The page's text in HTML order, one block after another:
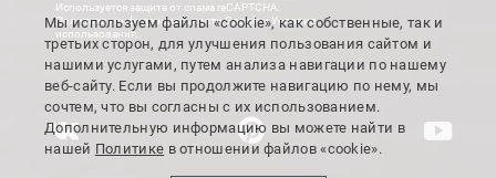
Доставка до ТК от 7000 руб. БЕСПЛАТНО.
При заказе менее 7000 руб. стоимость доставки до ТК 750 руб.
Стоимость доставки ТК до Вашего пункта назначения Вы
Подробнее обоплате и доставке
Используется защита от спама reCAPTCHA,
Политика конфиденциальности GoogleиУсловия
использования
Мы используем файлы «cookie», как собственные, так и
третьих сторон, для улучшения пользования сайтом и
нашими услугами, путем анализа навигации по нашему
веб-сайту. Если вы продолжите навигацию по нему, мы
сочтем, что вы согласны с их использованием.
Дополнительную информацию вы можете найти в
нашей Политике в отношении файлов «cookie».